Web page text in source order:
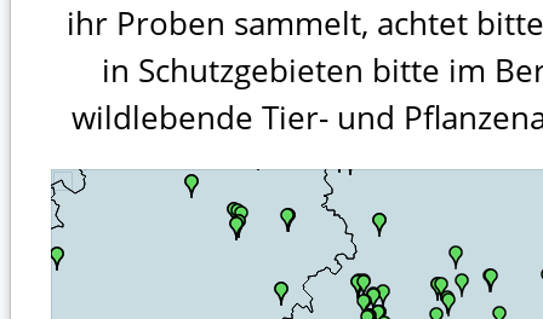
ihr Proben sammelt, achtet
in Schutzgebieten bitte im
wildlebende Tier- und